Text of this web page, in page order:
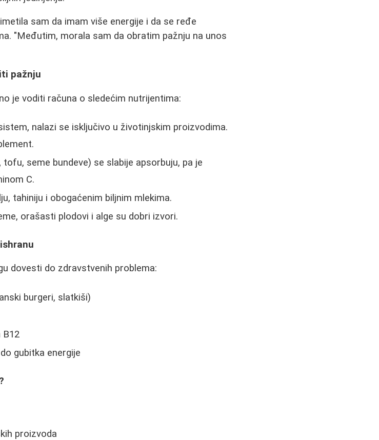
sam da imam više energije i da se ređe
"Međutim, morala sam da obratim pažnju na unos
pažnju
je voditi računa o sledećim nutrijentima:
nalazi se isključivo u životinjskim proizvodima.
seme bundeve) se slabije apsorbuju, pa je
C.
tahiniju i obogaćenim biljnim mlekima.
orašasti plodovi i alge su dobri izvori.
dovesti do zdravstvenih problema:
burgeri, slatkiši)
B12
gubitka energije
proizvoda